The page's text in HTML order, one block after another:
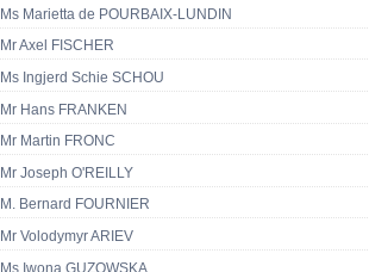
Ms Marietta de POURBAIX-LUNDIN
Mr Axel FISCHER
Ms Ingjerd Schie SCHOU
Mr Hans FRANKEN
Mr Martin FRONC
Mr Joseph O'REILLY
M. Bernard FOURNIER
Mr Volodymyr ARIEV
Ms Iwona GUZOWSKA